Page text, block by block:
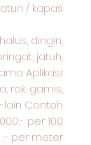
/ kapas
dingin,
jatuh,
Aplikasi:
rok, gamis,
Contoh
per 100
,- per meter